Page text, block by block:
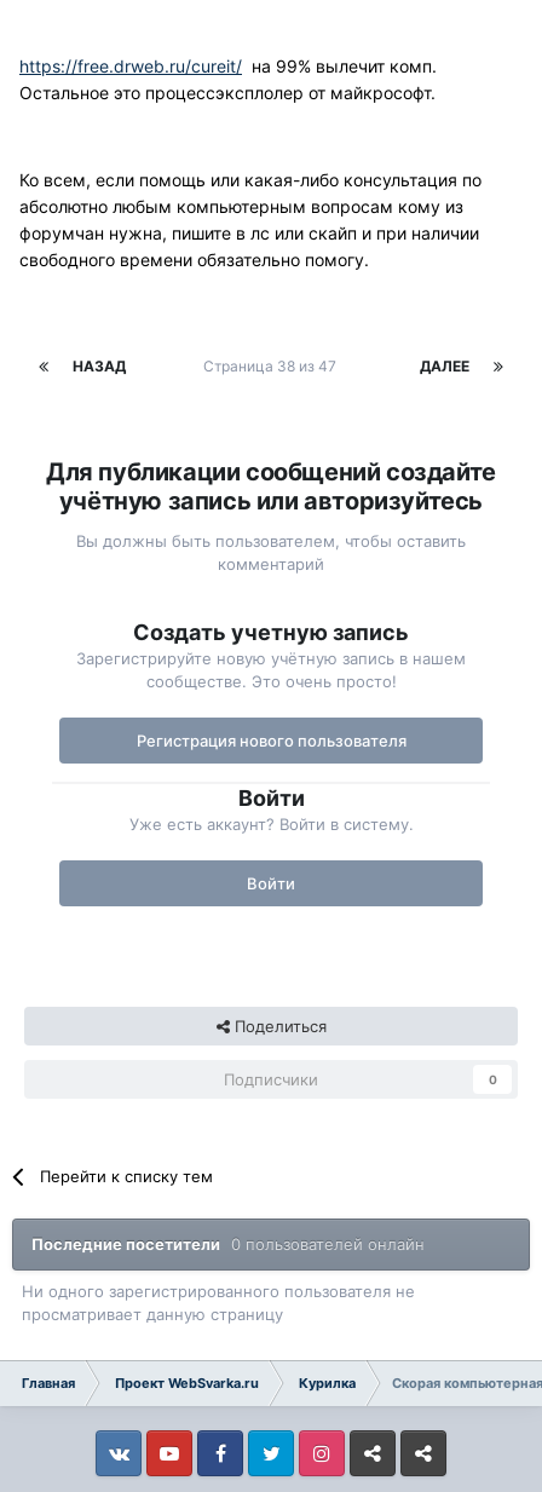
https://free.drweb.ru/cureit/ на 99% вылечит комп.
Остальное это процессэксплолер от майкрософт.
Ко всем, если помощь или какая-либо консультация по
абсолютно любым компьютерным вопросам кому из
форумчан нужна, пишите в лс или скайп и при наличии
свободного времени обязательно помогу.
НАЗАД ДАЛЕЕ
Страница 38 из 47
Для публикации сообщений создайте
учётную запись или авторизуйтесь
Вы должны быть пользователем, чтобы оставить
комментарий
Создать учетную запись
Зарегистрируйте новую учётную запись в нашем
сообществе. Это очень просто!
Регистрация нового пользователя
Войти
Уже есть аккаунт? Войти в систему.
Войти
Поделиться
Подписчики 0
Перейти к списку тем
Последние посетители 0 пользователей онлайн
Ни одного зарегистрированного пользователя не
просматривает данную страницу
Главная Проект WebSvarka.ru Курилка Скорая
VkontakteYouTube FacebookTwitter InstagramLivejournalOdnoklassniki